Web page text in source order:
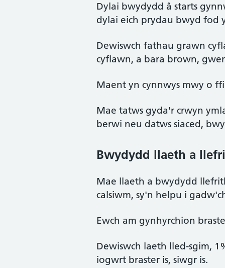
Dylai bwydydd â starts
dylai eich prydau bwyd fod
Dewiswch fathau grawn
cyflawn, a bara brown,
Maent yn cynnwys mwy o
Mae tatws gyda'r crwyn
berwi neu datws siaced,
Bwydydd llaeth a
Mae llaeth a bwydydd
calsiwm, sy'n helpu i
Ewch am gynhyrchion
Dewiswch laeth lled-sgim,
iogwrt braster is, siwgr is.